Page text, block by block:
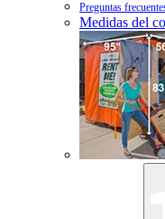
Preguntas
Medidas del